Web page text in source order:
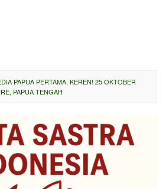
PAPUA PERTAMA, KEREN! 25 OKTOBER
PAPUA TENGAH